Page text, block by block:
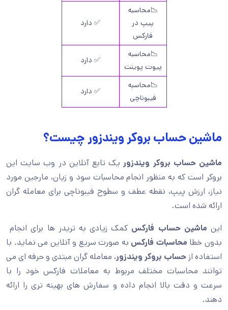
📉محاسبه
پیپ در
فارکس
✅ دارد
📉محاسبه
پیوت پوینت
✅ دارد
📉محاسبه
فیبوناچی
✅ دارد
ماشین حساب بروکر ویندزور چیست؟
ماشین حساب بروکر ویندزوریک تابع آنلاین در وب سایت این
بروکر است که به منظور انجام محاسبات سود و زیان، مارجین مورد
نیاز، ارزش پیپ، نقطه عطف و سطوح فیبوناچی برای معامله گران
ارائه شده است.
این ماشین حساب فارکس کمک زیادی به تریدر ها برای انجام
بدون خطا محاسبات فارکس به صورت سریع و آنلاین می نماید. با
استفاده از حساب بروکر ویندزور، معامله گران مبتدی و حرفه ای می
توانند محاسبات مختلف مربوط به معاملات فارکس خود را با
سرعت و دقت بالا انجام داده و سفارش های بهینه تری را ارائه
دهند.